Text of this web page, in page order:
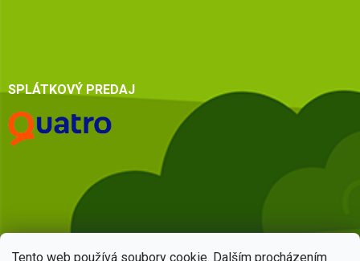
Tento web používá soubory cookie. Dalším procházením
SPLÁTKOVÝ PREDAJ